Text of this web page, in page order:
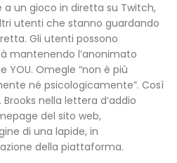
a un gioco in diretta su Twitch,
utenti che stanno guardando
Gli utenti possono
mantenendo l’anonimato
YOU. Omegle “non è più
né psicologicamente”. Così
nella lettera d’addio
del sito web,
di una lapide, in
della piattaforma.